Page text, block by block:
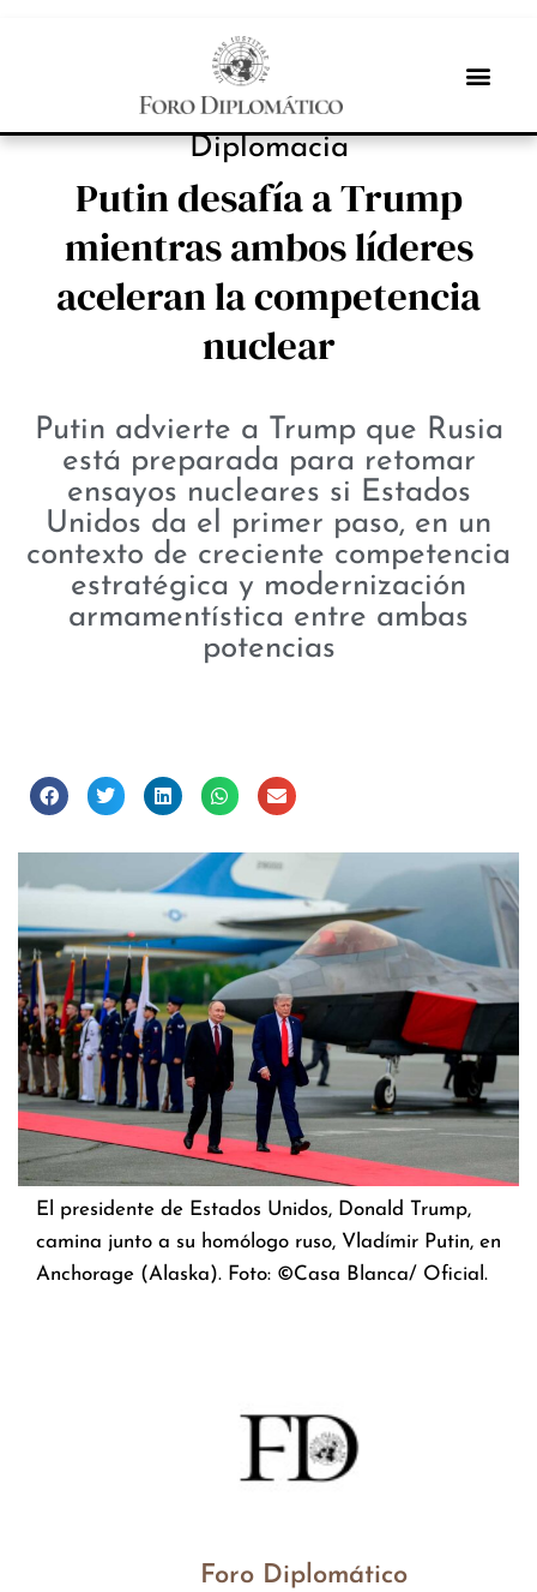
PROTAGONISTAS
Diplomacia
Putin desafía a Trump
mientras ambos líderes
aceleran la competencia
nuclear
Putin advierte a Trump que Rusia
está preparada para retomar
ensayos nucleares si Estados
Unidos da el primer paso, en un
contexto de creciente competencia
estratégica y modernización
armamentística entre ambas
potencias
El presidente de Estados Unidos, Donald Trump,
camina junto a su homólogo ruso, Vladímir Putin, en
Anchorage (Alaska). Foto: ©Casa Blanca/ Oficial.
Foro Diplomático